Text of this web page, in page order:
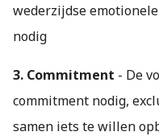
wederzijdse
nodig
3. Commitment - De
commitment nodig,
samen iets te willen